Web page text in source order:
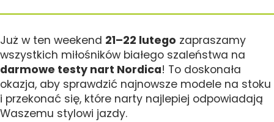
Już w ten weekend 21–22 lutego zapraszamy
wszystkich miłośników białego szaleństwa na
darmowe testy nart Nordica! To doskonała
okazja, aby sprawdzić najnowsze modele na stoku
i przekonać się, które narty najlepiej odpowiadają
Waszemu stylowi jazdy.